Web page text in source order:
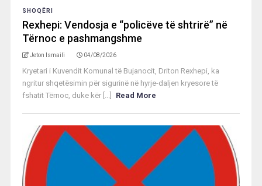
SHOQËRI
Rexhepi: Vendosja e “policëve të shtrirë” në
Tërnoc e pashmangshme
Jeton Ismaili 04/08/2026
Kryetari i Kuvendit Komunal të Bujanocit, Driton Rexhepi, ka
ngritur shqetësimin për sigurinë në hyrje-daljen kryesore të
fshatit Tërnoc, duke kër [...]
Read More